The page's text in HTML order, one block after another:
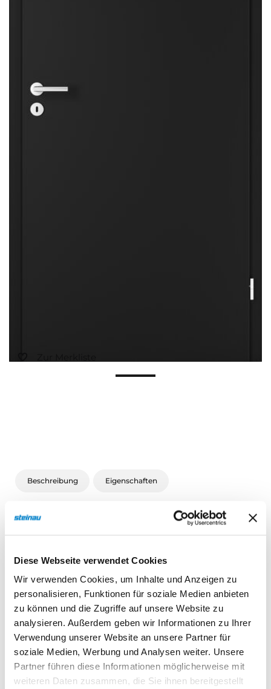
Diese Webseite verwendet Cookies
Wir verwenden Cookies, um Inhalte und Anzeigen zu
personalisieren, Funktionen für soziale Medien anbieten
zu können und die Zugriffe auf unsere Website zu
analysieren. Außerdem geben wir Informationen zu Ihrer
Verwendung unserer Website an unsere Partner für
soziale Medien, Werbung und Analysen weiter. Unsere
Partner führen diese Informationen möglicherweise mit
weiteren Daten zusammen, die Sie ihnen bereitgestellt
Dachboden­treppen
Beschreibung Eigenschaften
Echtlack Premium matt Schwarz (ähnl. RAL 9005)
Normtür, rundTürelement, Röhrenspanplatte
Echtlack Premium matt – Eleganz in
PerfektionAkzente setzen mit makelloser
Oberfläche.